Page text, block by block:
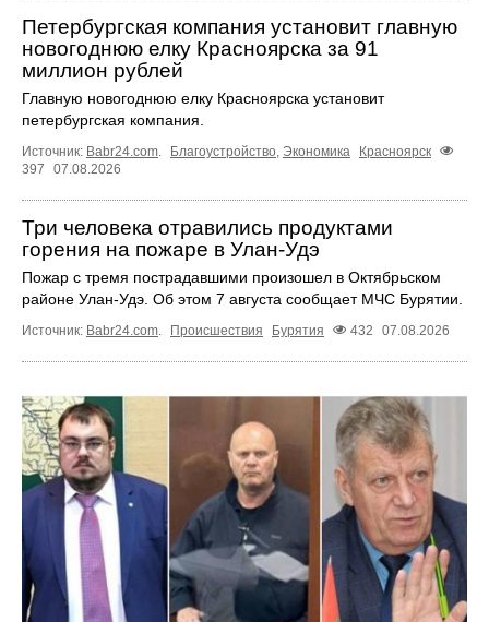
Петербургская компания установит главную
новогоднюю елку Красноярска за 91
миллион рублей
Главную новогоднюю елку Красноярска установит
петербургская компания.
Источник: Babr24.com. Благоустройство, Экономика
Красноярск
397
07.08.2026
Три человека отравились продуктами
горения на пожаре в Улан-Удэ
Пожар с тремя пострадавшими произошел в Октябрьском
районе Улан-Удэ. Об этом 7 августа сообщает МЧС Бурятии.
Источник: Babr24.com. Происшествия Бурятия 432 07.08.2026